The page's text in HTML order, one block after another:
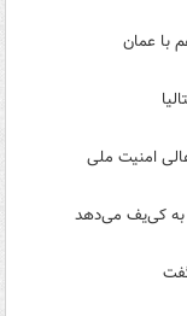
با عمان
امنیت‌ ملی
به کی‌یف می‌دهد